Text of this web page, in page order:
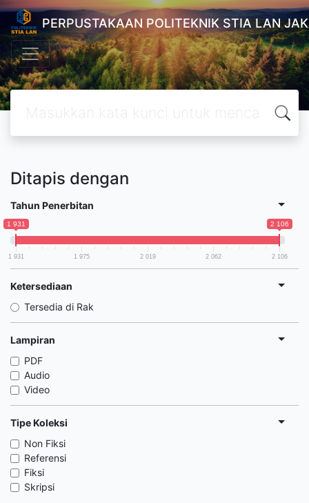
PERPUSTAKAAN POLITEKNIK STIA LAN
Ditapis dengan
Tahun Penerbitan
1 931 2 106
1 931 1 975 2 019 2 062 2 106
Ketersediaan
Tersedia di Rak
Lampiran
PDF
Audio
Video
Tipe Koleksi
Non Fiksi
Referensi
Fiksi
Skripsi